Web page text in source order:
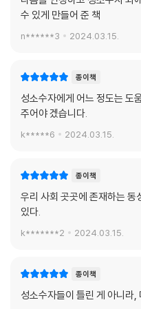
수 있게 만들어 준 책
n******3 2024.03.15.
종이책
성소수자에게 어느 정도는 도
주어야 겠습니다.
k*****6 2024.03.15.
종이책
우리 사회 곳곳에 존재하는 동
있다.
k*******2 2024.03.15.
종이책
성소수자들이 틀린 게 아니라,